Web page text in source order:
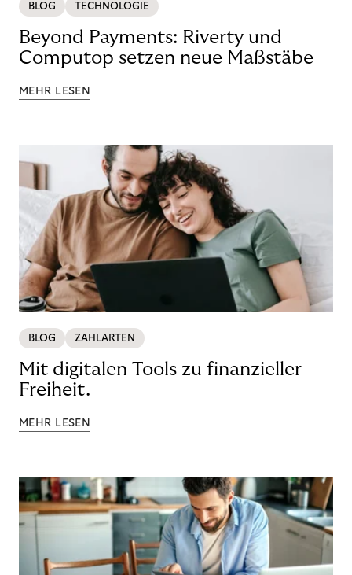
BLOG TECHNOLOGIE
Beyond Payments: Riverty und
Computop setzen neue Maßstäbe
MEHR LESEN
BLOG ZAHLARTEN
Mit digitalen Tools zu finanzieller
Freiheit.
MEHR LESEN